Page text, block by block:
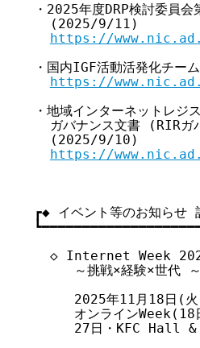
・2025年度DRP検討委員
  (2025/9/11)
https://
・国内IGF活動活発化チ
https://
・地域インターネットレジ
ガバナンス文書 (RIRガ
  (2025/9/10)
https://
┏◆ イベント等のお知らせ
◇ Internet Week
～挑戦×経験×世代
2025年11月18日(火
オンラインWeek(18
27日・KFC Hall &